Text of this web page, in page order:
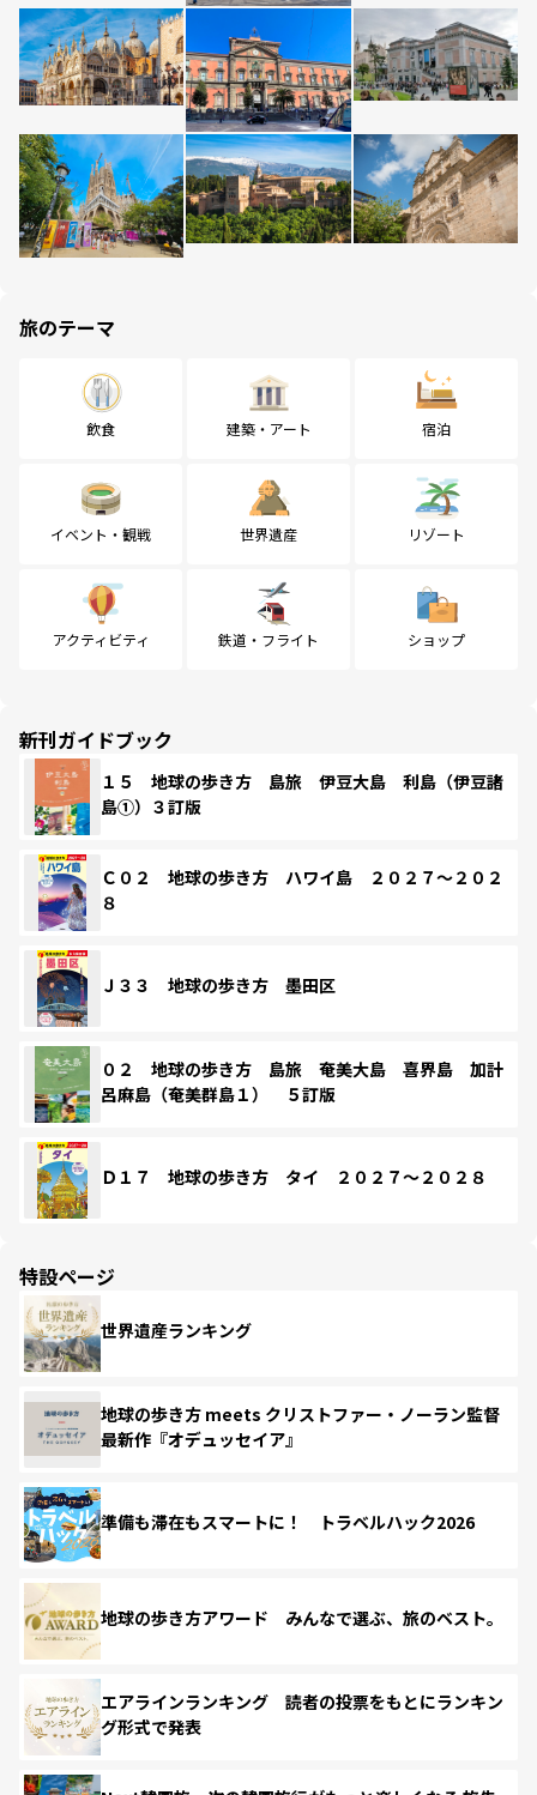
旅のテーマ
飲食 建築・アート 宿泊
イベント・観戦 世界遺産 リゾート
アクティビティ 鉄道・フライト ショップ
新刊ガイドブック
１５ 地球の歩き方 島旅 伊豆大島 利島（伊豆諸
島①）３訂版
Ｃ０２ 地球の歩き方 ハワイ島 ２０２７～２０２
８
Ｊ３３ 地球の歩き方 墨田区
０２ 地球の歩き方 島旅 奄美大島 喜界島 加計
呂麻島（奄美群島１） ５訂版
Ｄ１７ 地球の歩き方 タイ ２０２７～２０２８
特設ページ
世界遺産ランキング
地球の歩き方 meets クリストファー・ノーラン監督
最新作『オデュッセイア』
準備も滞在もスマートに！ トラベルハック2026
地球の歩き方アワード みんなで選ぶ、旅のベスト。
エアラインランキング 読者の投票をもとにランキン
グ形式で発表